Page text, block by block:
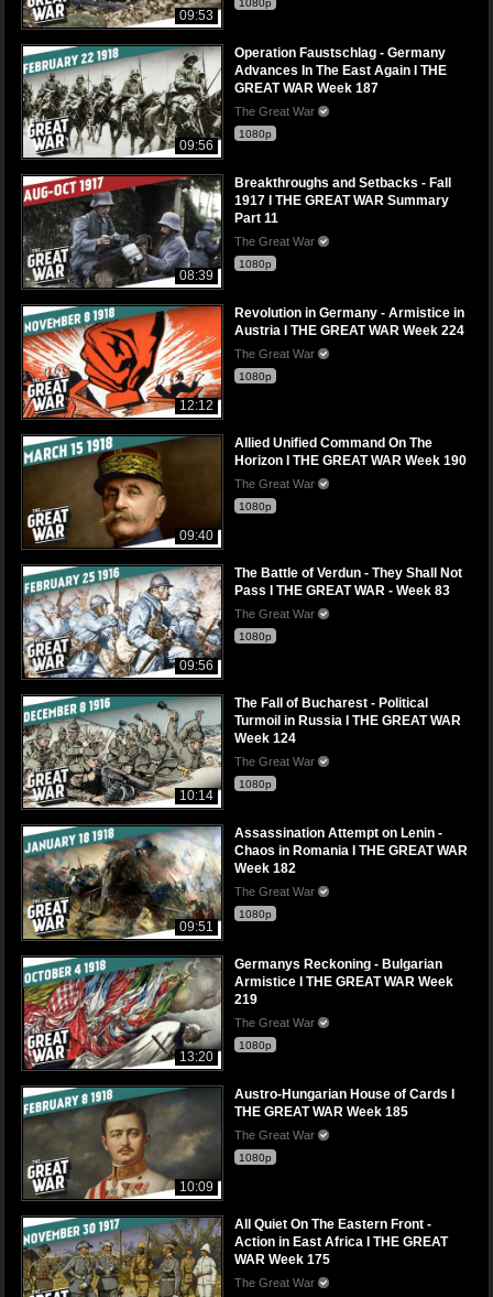
09:53
1080p
09:56
Operation Faustschlag - Germany
Advances In The East Again I THE
GREAT WAR Week 187
The Great War
1080p
08:39
Breakthroughs and Setbacks - Fall
1917 I THE GREAT WAR Summary
Part 11
The Great War
1080p
12:12
Revolution in Germany - Armistice in
Austria I THE GREAT WAR Week 224
The Great War
1080p
09:40
Allied Unified Command On The
Horizon I THE GREAT WAR Week 190
The Great War
1080p
09:56
The Battle of Verdun - They Shall Not
Pass I THE GREAT WAR - Week 83
The Great War
1080p
10:14
The Fall of Bucharest - Political
Turmoil in Russia I THE GREAT WAR
Week 124
The Great War
1080p
09:51
Assassination Attempt on Lenin -
Chaos in Romania I THE GREAT WAR
Week 182
The Great War
1080p
13:20
Germanys Reckoning - Bulgarian
Armistice I THE GREAT WAR Week
219
The Great War
1080p
10:09
Austro-Hungarian House of Cards I
THE GREAT WAR Week 185
The Great War
1080p
All Quiet On The Eastern Front -
Action in East Africa I THE GREAT
WAR Week 175
The Great War